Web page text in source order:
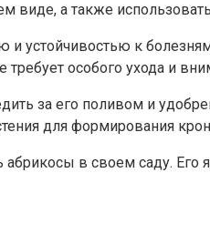
а также
и устойчивостью к
требует особого ухода и
за его поливом и
для формирования
в своем саду.